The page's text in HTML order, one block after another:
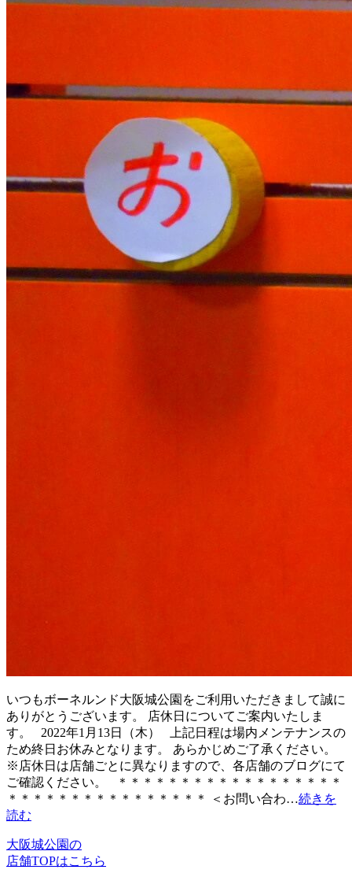
いつもボーネルンド大阪城公園をご利用いただきまして誠に
ありがとうございます。 店休日についてご案内いたしま
す。 2022年1月13日（木） 上記日程は場内メンテナンスの
ため終日お休みとなります。 あらかじめご了承ください。
※店休日は店舗ごとに異なりますので、各店舗のブログにて
ご確認ください。 ＊＊＊＊＊＊＊＊＊＊＊＊＊＊＊＊＊＊
＊＊＊＊＊＊＊＊＊＊＊＊＊＊＊＊ ＜お問い合わ…続きを
読む
大阪城公園の
店舗TOPはこちら